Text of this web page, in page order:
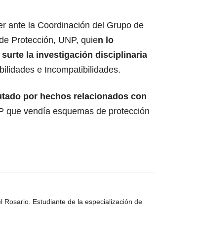
ante la Coordinación del Grupo de
Protección, UNP, quien lo
la investigación disciplinaria
e Incompatibilidades.
por hechos relacionados con
que vendía esquemas de protección
Rosario. Estudiante de la especialización de